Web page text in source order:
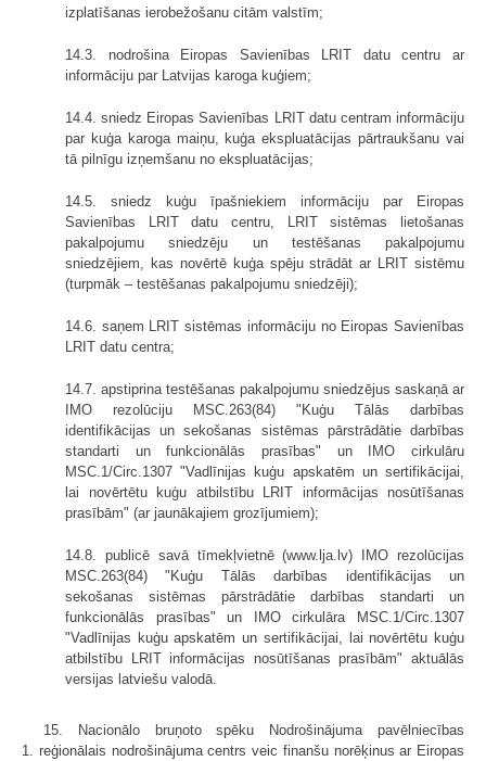
izplatīšanas ierobežošanu citām valstīm;
14.3. nodrošina Eiropas Savienības LRIT datu centru ar
informāciju par Latvijas karoga kuģiem;
14.4. sniedz Eiropas Savienības LRIT datu centram informāciju
par kuģa karoga maiņu, kuģa ekspluatācijas pārtraukšanu vai
tā pilnīgu izņemšanu no ekspluatācijas;
14.5. sniedz kuģu īpašniekiem informāciju par Eiropas
Savienības LRIT datu centru, LRIT sistēmas lietošanas
pakalpojumu sniedzēju un testēšanas pakalpojumu
sniedzējiem, kas novērtē kuģa spēju strādāt ar LRIT sistēmu
(turpmāk – testēšanas pakalpojumu sniedzēji);
14.6. saņem LRIT sistēmas informāciju no Eiropas Savienības
LRIT datu centra;
14.7. apstiprina testēšanas pakalpojumu sniedzējus saskaņā ar
IMO rezolūciju MSC.263(84) "Kuģu Tālās darbības
identifikācijas un sekošanas sistēmas pārstrādātie darbības
standarti un funkcionālās prasības" un IMO cirkulāru
MSC.1/Circ.1307 "Vadlīnijas kuģu apskatēm un sertifikācijai,
lai novērtētu kuģu atbilstību LRIT informācijas nosūtīšanas
prasībām" (ar jaunākajiem grozījumiem);
14.8. publicē savā tīmekļvietnē (www.lja.lv) IMO rezolūcijas
MSC.263(84) "Kuģu Tālās darbības identifikācijas un
sekošanas sistēmas pārstrādātie darbības standarti un
funkcionālās prasības" un IMO cirkulāra MSC.1/Circ.1307
"Vadlīnijas kuģu apskatēm un sertifikācijai, lai novērtētu kuģu
atbilstību LRIT informācijas nosūtīšanas prasībām" aktuālās
versijas latviešu valodā.
15. Nacionālo bruņoto spēku Nodrošinājuma pavēlniecības
1. reģionālais nodrošinājuma centrs veic finanšu norēķinus ar Eiropas